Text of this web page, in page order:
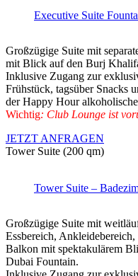
Executive Suite
Großzügige Suite mit
mit Blick auf den Burj
Inklusive Zugang zur
Frühstück, tagsüber Snacks
der Happy Hour
Wichtig: Club Lounge ist
JETZT ANFRAGEN
Tower Suite (200 qm)
Tower Suite –
Großzügige Suite mit
Essbereich,
Balkon mit spektakulärem
Dubai Fountain.